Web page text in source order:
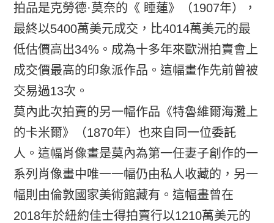
拍品是克勞德·莫奈的《 睡蓮》（1907年），
最終以5400萬美元成交，比4014萬美元的最
低估價高出34%。成為十多年來歐洲拍賣會上
成交價最高的印象派作品。這幅畫作先前曾被
交易過13次。
莫內此次拍賣的另一幅作品《特魯維爾海灘上
的卡米爾》（1870年）也來自同一位委託
人。這幅肖像畫是莫內為第一任妻子創作的一
系列肖像畫中唯一一幅仍由私人收藏的，另一
幅則由倫敦國家美術館藏有。這幅畫曾在
2018年於紐約佳士得拍賣行以1210萬美元的